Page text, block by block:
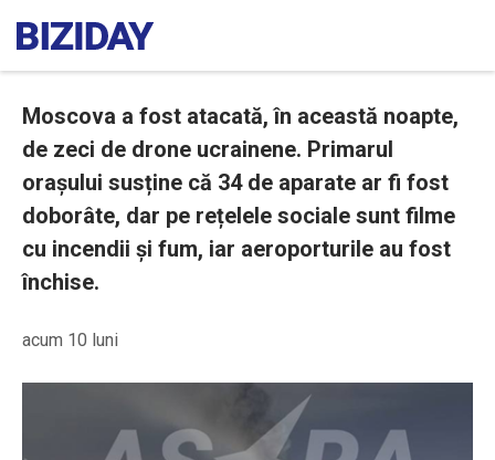
Moscova a fost atacată, în această noapte,
de zeci de drone ucrainene. Primarul
orașului susține că 34 de aparate ar fi fost
doborâte, dar pe rețelele sociale sunt filme
cu incendii și fum, iar aeroporturile au fost
închise.
acum 10 luni